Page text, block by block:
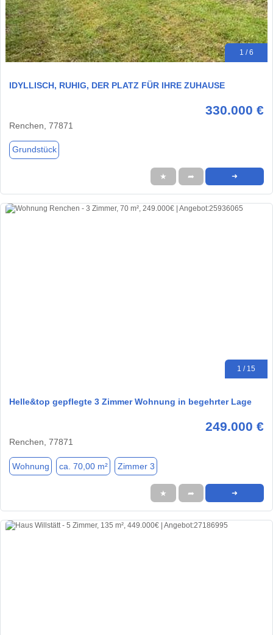
1 / 6
IDYLLISCH, RUHIG, DER PLATZ FÜR IHRE ZUHAUSE
330.000 €
Renchen, 77871
Grundstück
★ ➦ ➜
1 / 15
Helle&top gepflegte 3 Zimmer Wohnung in begehrter Lage
249.000 €
Renchen, 77871
Wohnung ca. 70,00 m² Zimmer 3
★ ➦ ➜